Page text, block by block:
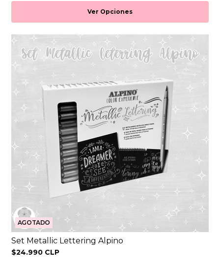
Ver Opciones
AGOTADO
Set Metallic Lettering Alpino
$24.990 CLP